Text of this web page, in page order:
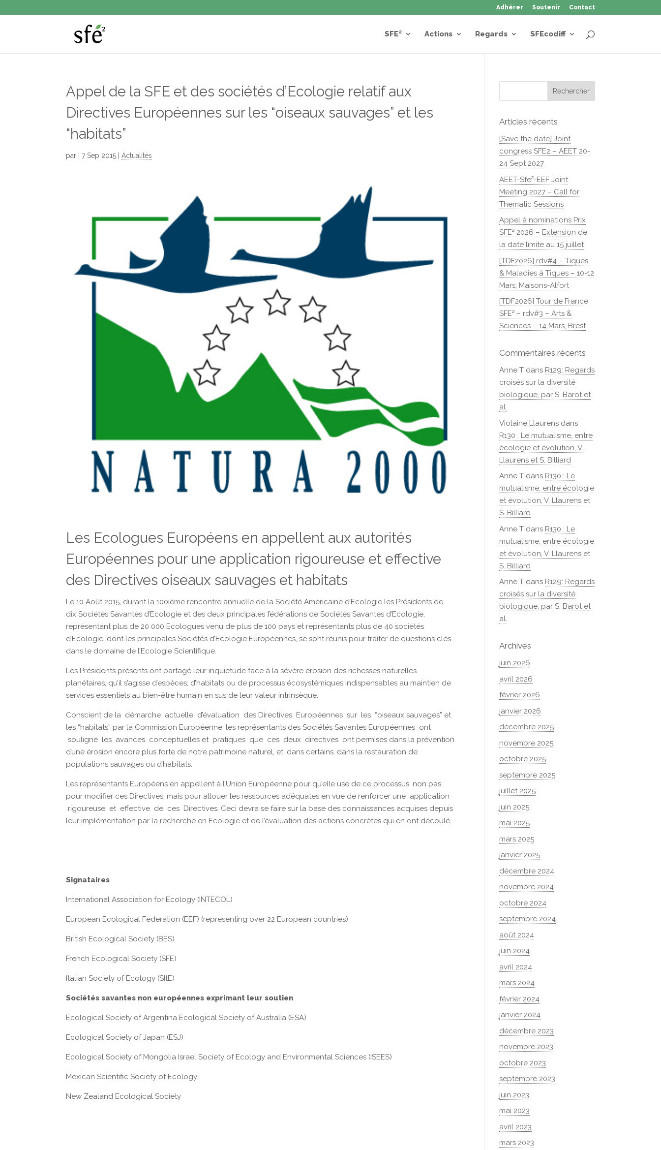
Adhérer Soutenir Contact
SFE² Actions Regards SFEcodiff
Appel de la SFE et des sociétés d’Ecologie relatif aux
Directives Européennes sur les “oiseaux sauvages” et les
“habitats”
par |7 Sep 2015 |Actualités
Les Ecologues Européens en appellent aux autorités
Européennes pour une application rigoureuse et effective
des Directives oiseaux sauvages et habitats
Le 10 Août 2015, durant la 100ième rencontre annuelle de la Société Américaine d’Ecologie les Présidents de
dix Sociétés Savantes d’Ecologie et des deux principales fédérations de Sociétés Savantes d’Ecologie,
représentant plus de 20 000 Ecologues venu de plus de 100 pays et représentants plus de 40 sociétés
d’Ecologie, dont les principales Sociétés d’Ecologie Européennes, se sont réunis pour traiter de questions clés
dans le domaine de l’Ecologie Scientifique.
Les Présidents présents ont partagé leur inquiétude face à la sévère érosion des richesses naturelles
planétaires, qu’il s’agisse d’espèces, d’habitats ou de processus écosystémiques indispensables au maintien de
services essentiels au bien-être humain en sus de leur valeur intrinsèque.
Conscient de la démarche actuelle d’évaluation des Directives Européennes sur les “oiseaux sauvages” et
les “habitats” par la Commission Européenne, les représentants des Sociétés Savantes Européennes ont
souligné les avances conceptuelles et pratiques que ces deux directives ont permises dans la prévention
d’une érosion encore plus forte de notre patrimoine naturel, et, dans certains, dans la restauration de
populations sauvages ou d’habitats.
Les représentants Européens en appellent à l’Union Européenne pour qu’elle use de ce processus, non pas
pour modifier ces Directives, mais pour allouer les ressources adéquates en vue de renforcer une application
rigoureuse et effective de ces Directives. Ceci devra se faire sur la base des connaissances acquises depuis
leur implémentation par la recherche en Ecologie et de l’évaluation des actions concrètes qui en ont découlé.
Signataires
International Association for Ecology (INTECOL)
European Ecological Federation (EEF) (representing over 22 European countries)
British Ecological Society (BES)
French Ecological Society (SFE)
Italian Society of Ecology (SItE)
Sociétés savantes non européennes exprimant leur soutien
Ecological Society of Argentina Ecological Society of Australia (ESA)
Ecological Society of Japan (ESJ)
Ecological Society of Mongolia Israel Society of Ecology and Environmental Sciences (ISEES)
Mexican Scientific Society of Ecology
New Zealand Ecological Society
Articles récents
[Save the date] Joint
congress SFE2 – AEET 20-
24 Sept 2027
AEET-Sfe²-EEF Joint
Meeting 2027 – Call for
Thematic Sessions
Appel à nominations Prix
SFE² 2026 – Extension de
la date limite au 15 juillet
[TDF2026] rdv#4 – Tiques
& Maladies à Tiques – 10-12
Mars, Maisons-Alfort
[TDF2026] Tour de France
SFE² – rdv#3 – Arts &
Sciences – 14 Mars, Brest
Commentaires récents
Anne T dans R129: Regards
croisés sur la diversité
biologique, par S. Barot et
al.
Violaine Llaurens dans
R130 : Le mutualisme, entre
écologie et évolution, V.
Llaurens et S. Billiard
Anne T dans R130 : Le
mutualisme, entre écologie
et évolution, V. Llaurens et
S. Billiard
Anne T dans R130 : Le
mutualisme, entre écologie
et évolution, V. Llaurens et
S. Billiard
Anne T dans R129: Regards
croisés sur la diversité
biologique, par S. Barot et
al.
Archives
juin 2026
avril 2026
février 2026
janvier 2026
décembre 2025
novembre 2025
octobre 2025
septembre 2025
juillet 2025
juin 2025
mai 2025
mars 2025
janvier 2025
décembre 2024
novembre 2024
octobre 2024
septembre 2024
août 2024
juin 2024
avril 2024
mars 2024
février 2024
janvier 2024
décembre 2023
novembre 2023
octobre 2023
septembre 2023
juin 2023
mai 2023
avril 2023
mars 2023